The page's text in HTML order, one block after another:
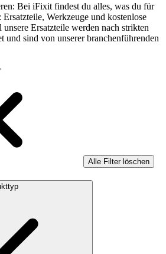
Bei iFixit findest du alles, was du für
Werkzeuge und kostenlose
Ersatzteile werden nach strikten
und sind von unserer branchenführenden
Alle Filter löschen